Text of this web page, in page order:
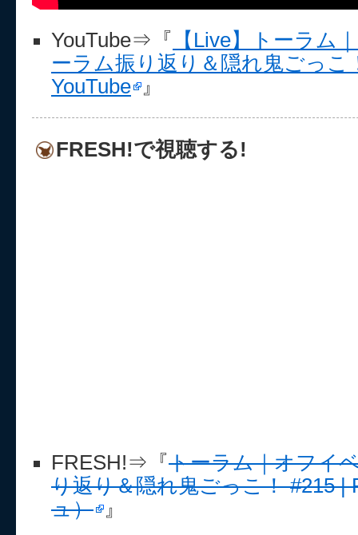
YouTube⇒『
【Live】トーラム
ーラム振り返り＆隠れ鬼ごっこ
YouTube
』
FRESH!で視聴する!
FRESH!⇒『トーラム｜オフイ
り返り＆隠れ鬼ごっこ！ #215 |
ュ）
』